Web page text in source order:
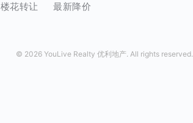
楼花转让 最新降价
© 2026 YouLive Realty 优利地产. All rights reserved.